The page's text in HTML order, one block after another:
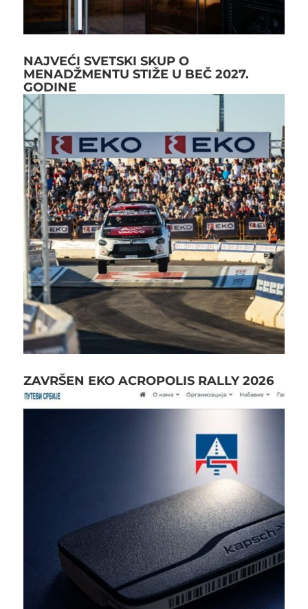
NAJVEĆI SVETSKI SKUP O
MENADŽMENTU STIŽE U BEČ 2027.
GODINE
ZAVRŠEN EKO ACROPOLIS RALLY 2026